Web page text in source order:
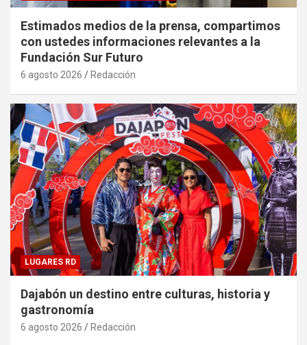
Estimados medios de la prensa, compartimos
con ustedes informaciones relevantes a la
Fundación Sur Futuro
6 agosto 2026 Redacción
LUGARES RD
Dajabón un destino entre culturas, historia y
gastronomía
6 agosto 2026 Redacción